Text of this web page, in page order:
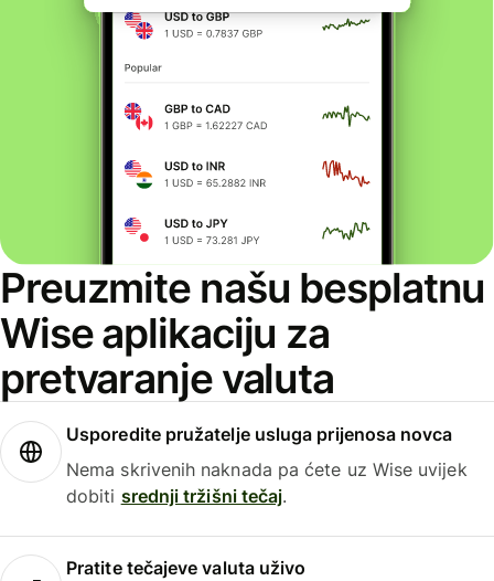
Preuzmite našu besplatnu
Wise aplikaciju za
pretvaranje valuta
Usporedite pružatelje usluga prijenosa novca
Nema skrivenih naknada pa ćete uz Wise uvijek
dobiti srednji tržišni tečaj.
Pratite tečajeve valuta uživo